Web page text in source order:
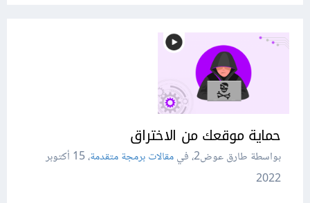
حماية موقعك من الاختراق
بواسطة طارق عوض2، في مقالات برمجة متقدمة،
15 أكتوبر
2022